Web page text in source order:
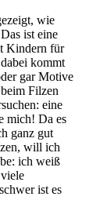
wie
ist eine
Kindern für
kommt
gar Motive
Filzen
eine
mich! Da es
ganz gut
will ich
ich weiß
ist es